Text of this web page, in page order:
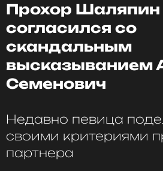
Прохор Шаляпин
согласился со
скандальным
высказыванием
Семенович
Недавно певица
своими критериями
партнера